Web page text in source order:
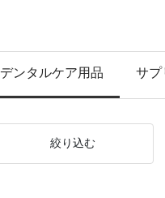
デンタルケア用品 サプ
絞り込む